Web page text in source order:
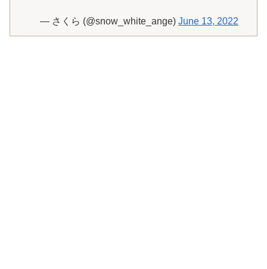
— さくら (@snow_white_ange) June 13, 2022